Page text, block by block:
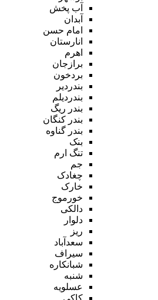
آب پخش
آبدان
امام حسن
انارستان
اهرم
برازجان
بردخون
بندردیر
بندردیلم
بندر ریگ
بندر کنگان
بندر گناوه
بنک
تنگ ارم
جم
چغادک
خارک
خورموج
دالکی
دلوار
ریز
سعدآباد
سیراف
شبانکاره
شنبه
عسلویه
کاکی